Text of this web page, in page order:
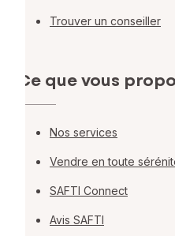
Trouver un conseiller
Ce que vous
Nos services
Vendre en toute
SAFTI Connect
Avis SAFTI